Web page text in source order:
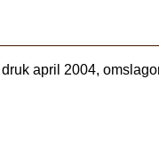
april 2004,